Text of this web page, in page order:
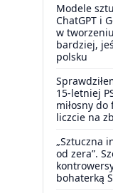
Modele
ChatGPT i
w
bardziej,
polsku
15-letniej
miłosny
liczcie na
„Sztuczna
od zera”.
bohaterką